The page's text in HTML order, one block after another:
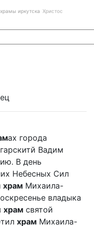
храмы иркутска Христос
ах города
Вадим
В день
Небесных Сил
храм Михаила-
владыка
храм святой
храм Михаила-